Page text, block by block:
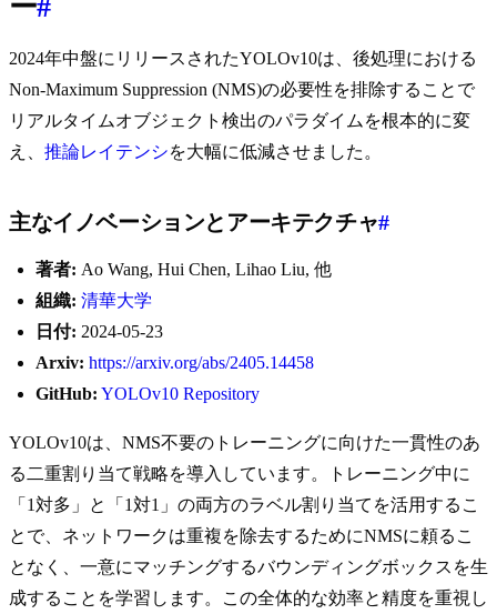
ー#
2024年中盤にリリースされたYOLOv10は、後処理における
Non-Maximum Suppression (NMS)の必要性を排除することで
リアルタイムオブジェクト検出のパラダイムを根本的に変
え、 推論レイテンシを大幅に低減させました。
主なイノベーションとアーキテクチャ#
著者: Ao Wang, Hui Chen, Lihao Liu, 他
組織: 清華大学
日付: 2024-05-23
Arxiv: https://arxiv.org/abs/2405.14458
GitHub: YOLOv10 Repository
YOLOv10は、NMS不要のトレーニングに向けた一貫性のあ
る二重割り当て戦略を導入しています。トレーニング中に
「1対多」と「1対1」の両方のラベル割り当てを活用するこ
とで、ネットワークは重複を除去するためにNMSに頼るこ
となく、一意にマッチングするバウンディングボックスを生
成することを学習します。この全体的な効率と精度を重視し